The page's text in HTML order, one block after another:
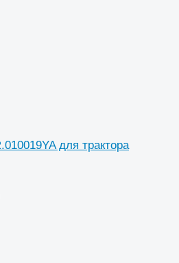
для трактора